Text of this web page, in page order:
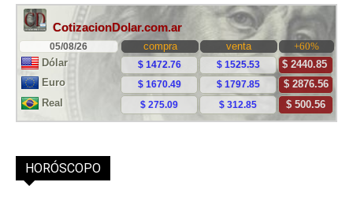
HORÓSCOPO